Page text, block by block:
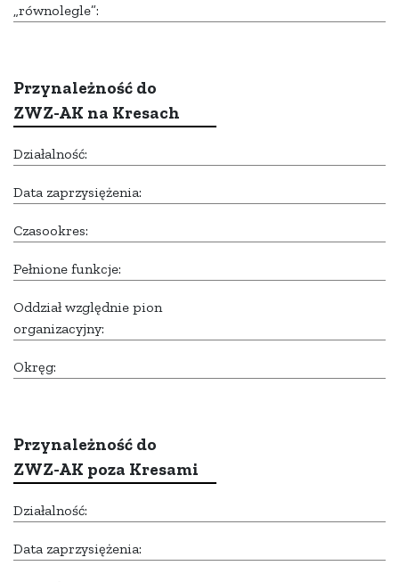
„równolegle”:
Przynależność do
ZWZ-AK na Kresach
Działalność:
Data zaprzysiężenia:
Czasookres:
Pełnione funkcje:
Oddział względnie pion
organizacyjny:
Okręg:
Przynależność do
ZWZ-AK poza Kresami
Działalność:
Data zaprzysiężenia: